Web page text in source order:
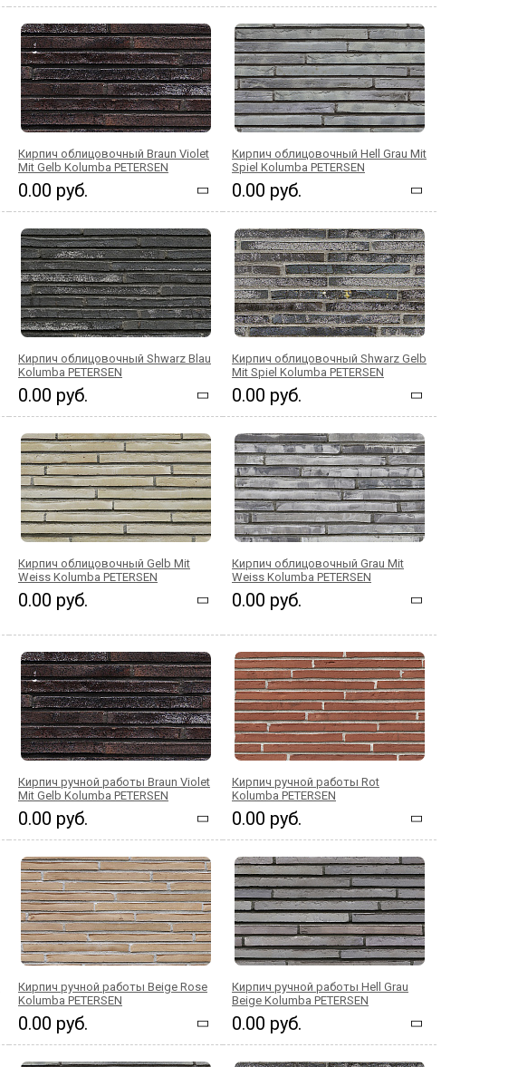
Кирпич облицовочный Braun Violet
Mit Gelb Kolumba PETERSEN
0.00 руб.
Кирпич облицовочный Hell Grau Mit
Spiel Kolumba PETERSEN
0.00 руб.
Кирпич облицовочный Shwarz Blau
Kolumba PETERSEN
0.00 руб.
Кирпич облицовочный Shwarz Gelb
Mit Spiel Kolumba PETERSEN
0.00 руб.
Кирпич облицовочный Gelb Mit
Weiss Kolumba PETERSEN
0.00 руб.
Кирпич облицовочный Grau Mit
Weiss Kolumba PETERSEN
0.00 руб.
Кирпич ручной работы Braun Violet
Mit Gelb Kolumba PETERSEN
0.00 руб.
Кирпич ручной работы Rot
Kolumba PETERSEN
0.00 руб.
Кирпич ручной работы Beige Rose
Kolumba PETERSEN
0.00 руб.
Кирпич ручной работы Hell Grau
Beige Kolumba PETERSEN
0.00 руб.